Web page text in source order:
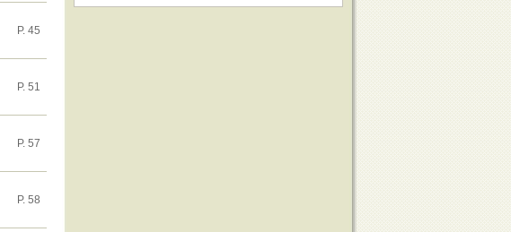
P. 45
P. 51
P. 57
P. 58